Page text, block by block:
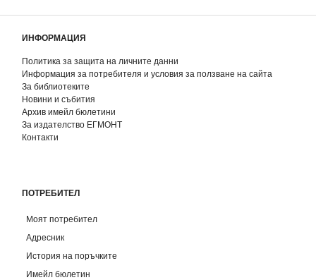
ИНФОРМАЦИЯ
Политика за защита на личните данни
Информация за потребителя и условия за ползване на сайта
За библиотеките
Новини и събития
Архив имейл бюлетини
За издателство ЕГМОНТ
Контакти
ПОТРЕБИТЕЛ
Моят потребител
Адресник
История на поръчките
Имейл бюлетин